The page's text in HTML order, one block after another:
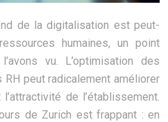
de la digitalisation est peut-
humaines, un point
vu. L’optimisation des
peut radicalement améliorer
de l’établissement.
de Zurich est frappant : en